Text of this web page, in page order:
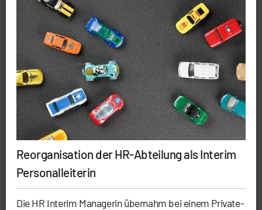
Reorganisation der HR-Abteilung als Interim
Personalleiterin
Die HR Interim Managerin übernahm bei einem Private-